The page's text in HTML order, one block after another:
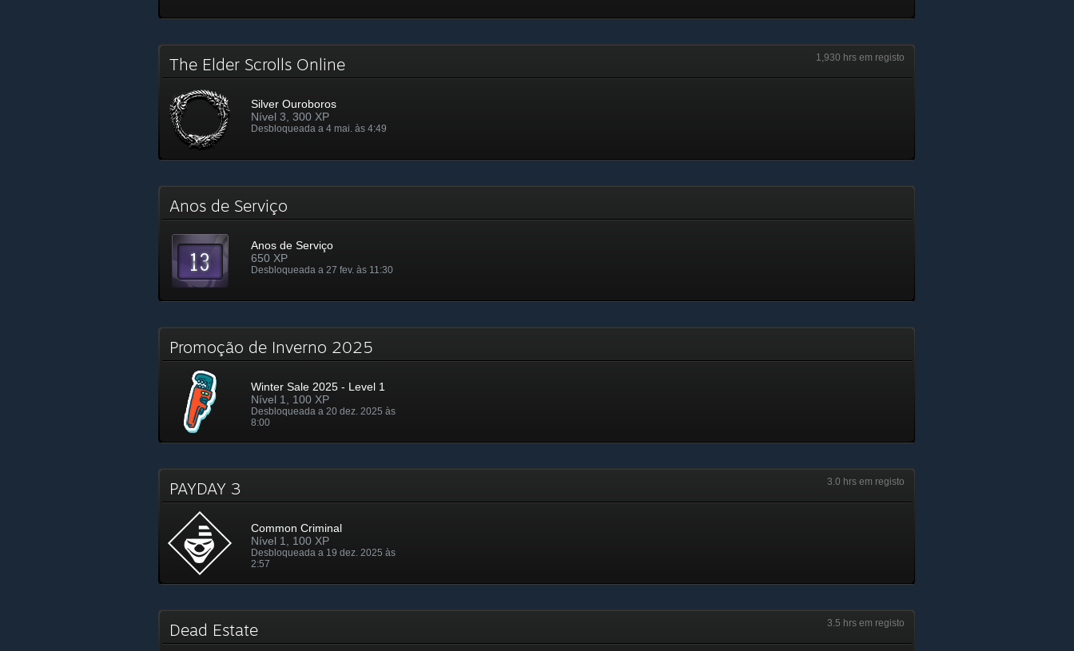
1,930 hrs em registo
The Elder Scrolls Online
Silver Ouroboros
Nível 3, 300 XP
Desbloqueada a 4 mai. às 4:49
Anos de Serviço
Anos de Serviço
650 XP
Desbloqueada a 27 fev. às 11:30
Promoção de Inverno 2025
Winter Sale 2025 - Level 1
Nível 1, 100 XP
Desbloqueada a 20 dez. 2025 às
8:00
3.0 hrs em registo
PAYDAY 3
Common Criminal
Nível 1, 100 XP
Desbloqueada a 19 dez. 2025 às
2:57
3.5 hrs em registo
Dead Estate